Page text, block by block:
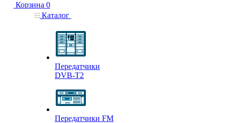
Корзина 0
Каталог
Передатчики
DVB-T2
Передатчики FM